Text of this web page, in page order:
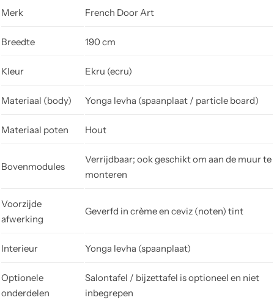
Merk French Door Art
Breedte 190 cm
Kleur Ekru (ecru)
Materiaal (body) Yonga levha (spaanplaat / particle board)
Materiaal poten Hout
Bovenmodules
Verrijdbaar; ook geschikt om aan de muur te
monteren
Voorzijde
afwerking
Geverfd in crème en ceviz (noten) tint
Interieur Yonga levha (spaanplaat)
Optionele
onderdelen
Salontafel / bijzettafel is optioneel en niet
inbegrepen